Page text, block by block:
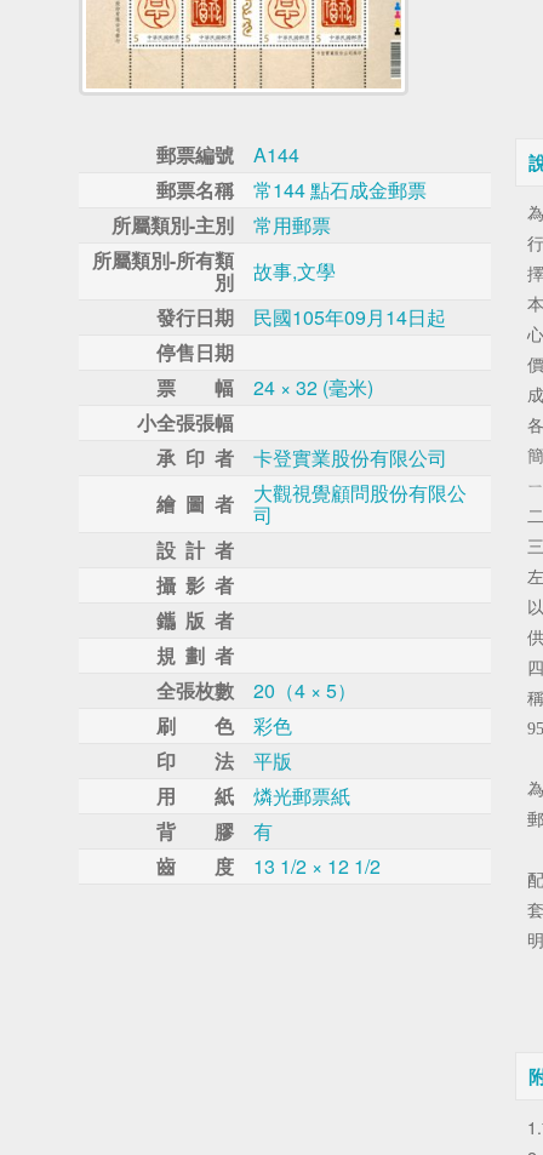
郵票編號
A144
郵票名稱
常144 點石成金郵票
所屬類別-主別
常用郵票
所屬類別-所有類
別
故事,文學
發行日期
民國105年09月14日起
停售日期
票 幅
24 × 32 (毫米)
小全張張幅
承 印 者
卡登實業股份有限公司
繪 圖 者
大觀視覺顧問股份有限公
司
設 計 者
攝 影 者
鑴 版 者
規 劃 者
全張枚數
20（4 × 5）
刷 色
彩色
印 法
平版
用 紙
燐光郵票紙
背 膠
有
齒 度
13 1/2 × 12 1/2